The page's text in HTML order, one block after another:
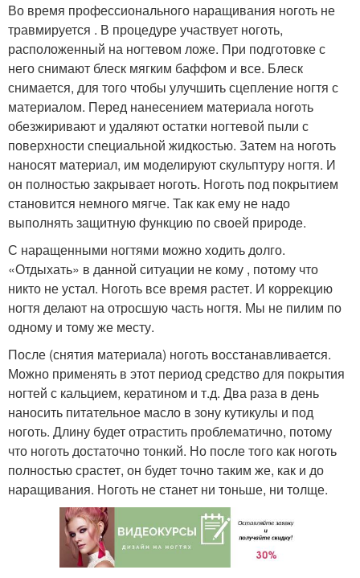
Во время профессионального наращивания ноготь не
травмируется . В процедуре участвует ноготь,
расположенный на ногтевом ложе. При подготовке с
него снимают блеск мягким баффом и все. Блеск
снимается, для того чтобы улучшить сцепление ногтя с
материалом. Перед нанесением материала ноготь
обезжиривают и удаляют остатки ногтевой пыли с
поверхности специальной жидкостью. Затем на ноготь
наносят материал, им моделируют скульптуру ногтя. И
он полностью закрывает ноготь. Ноготь под покрытием
становится немного мягче. Так как ему не надо
выполнять защитную функцию по своей природе.
С наращенными ногтями можно ходить долго.
«Отдыхать» в данной ситуации не кому , потому что
никто не устал. Ноготь все время растет. И коррекцию
ногтя делают на отросшую часть ногтя. Мы не пилим по
одному и тому же месту.
После (снятия материала) ноготь восстанавливается.
Можно применять в этот период средство для покрытия
ногтей с кальцием, кератином и т.д. Два раза в день
наносить питательное масло в зону кутикулы и под
ноготь. Длину будет отрастить проблематично, потому
что ноготь достаточно тонкий. Но после того как ноготь
полностью срастет, он будет точно таким же, как и до
наращивания. Ноготь не станет ни тоньше, ни толще.